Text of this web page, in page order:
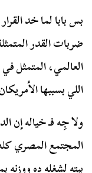
بس بابا لما خد
ضربات القدر
العالمي، المتمثل
اللي بسببها
ولا جِه فـ خياله إن
المجتمع المصري